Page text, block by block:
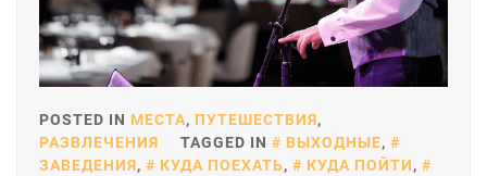
POSTED IN МЕСТА, ПУТЕШЕСТВИЯ,
РАЗВЛЕЧЕНИЯ
TAGGED IN ВЫХОДНЫЕ,
ЗАВЕДЕНИЯ, КУДА ПОЕХАТЬ, КУДА ПОЙТИ,